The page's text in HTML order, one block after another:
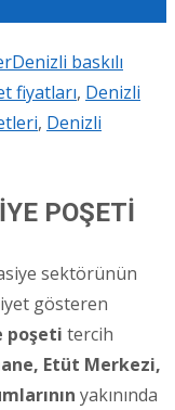
Denizli baskılı
fiyatları, Denizli
, Denizli
POŞETİ
sektörünün
gösteren
poşeti tercih
Etüt Merkezi,
yakınında